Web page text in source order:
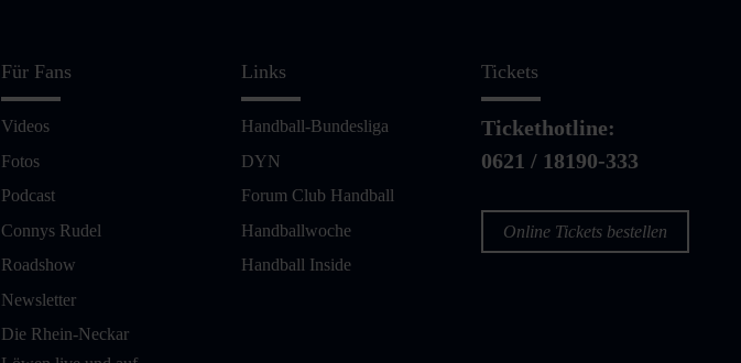
Für Fans
Videos
Fotos
Podcast
Connys Rudel
Roadshow
Newsletter
Die Rhein-Neckar
Links
Handball-Bundesliga
DYN
Forum Club Handball
Handballwoche
Handball Inside
Tickets
Tickethotline:
0621 / 18190-333
Online Tickets bestellen